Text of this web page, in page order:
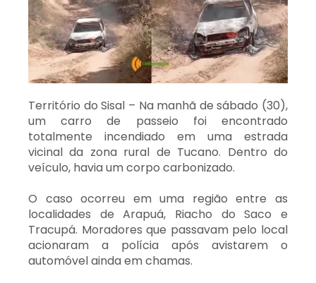
Território do Sisal – Na manhã de sábado (30),
um carro de passeio foi encontrado
totalmente incendiado em uma estrada
vicinal da zona rural de Tucano. Dentro do
veículo, havia um corpo carbonizado.
O caso ocorreu em uma região entre as
localidades de Arapuá, Riacho do Saco e
Tracupá. Moradores que passavam pelo local
acionaram a polícia após avistarem o
automóvel ainda em chamas.